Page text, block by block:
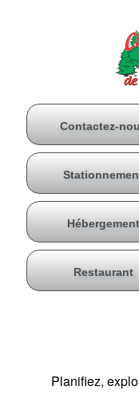
Contactez-
Hébergement
Restaurant
Planifiez,